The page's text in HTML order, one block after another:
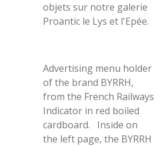
objets sur notre galerie
Proantic le Lys et l'Epée.
Advertising menu holder
of the brand BYRRH,
from the French Railways
Indicator in red boiled
cardboard. Inside on
the left page, the BYRRH